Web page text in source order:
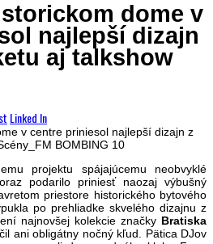
dome v
najlepší dizajn
aj talkshow
Linked In
emu projektu spájajúcemu neobvyklé
podarilo priniesť naozaj výbušný
priestore historického bytového
po prehliadke skvelého dizajnu z
najnovšej kolekcie značky Bratiska
ani obligátny nočný kľud. Pätica DJov